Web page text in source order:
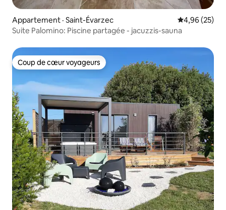
Appartement · Saint-Évarzec Note
4,96 (25)
Suite Palomino: Piscine partagée - jacuzzis-sauna
Coup de cœur voyageurs
Coup de cœur voyageurs